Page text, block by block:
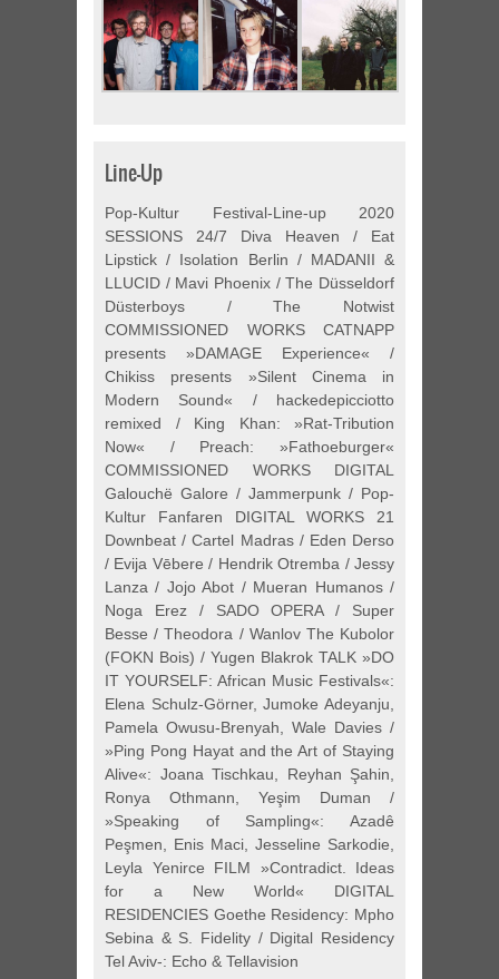
Line-Up
Pop-Kultur Festival-Line-up 2020
SESSIONS 24/7 Diva Heaven / Eat
Lipstick / Isolation Berlin / MADANII &
LLUCID / Mavi Phoenix / The Düsseldorf
Düsterboys / The Notwist
COMMISSIONED WORKS CATNAPP
presents »DAMAGE Experience« /
Chikiss presents »Silent Cinema in
Modern Sound« / hackedepicciotto
remixed / King Khan: »Rat-Tribution
Now« / Preach: »Fathoeburger«
COMMISSIONED WORKS DIGITAL
Galouchë Galore / Jammerpunk / Pop-
Kultur Fanfaren DIGITAL WORKS 21
Downbeat / Cartel Madras / Eden Derso
/ Evija Vēbere / Hendrik Otremba / Jessy
Lanza / Jojo Abot / Mueran Humanos /
Noga Erez / SADO OPERA / Super
Besse / Theodora / Wanlov The Kubolor
(FOKN Bois) / Yugen Blakrok TALK »DO
IT YOURSELF: African Music Festivals«:
Elena Schulz-Görner, Jumoke Adeyanju,
Pamela Owusu-Brenyah, Wale Davies /
»Ping Pong Hayat and the Art of Staying
Alive«: Joana Tischkau, Reyhan Şahin,
Ronya Othmann, Yeşim Duman /
»Speaking of Sampling«: Azadê
Peşmen, Enis Maci, Jesseline Sarkodie,
Leyla Yenirce FILM »Contradict. Ideas
for a New World« DIGITAL
RESIDENCIES Goethe Residency: Mpho
Sebina & S. Fidelity / Digital Residency
Tel Aviv-: Echo & Tellavision